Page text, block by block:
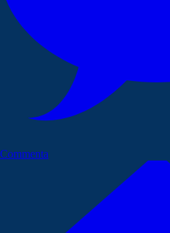
Commenta